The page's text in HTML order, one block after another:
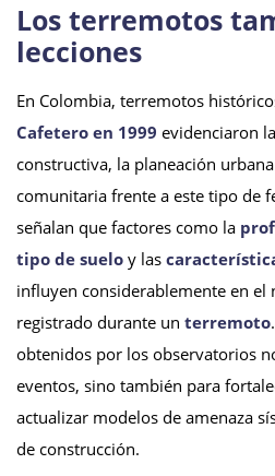
Los terremotos
lecciones
En Colombia, terremotos
Cafetero en 1999 evidenciaron
constructiva, la planeación
comunitaria frente a este tipo de
señalan que factores como la
tipo de suelo y las
influyen considerablemente en el
registrado durante un terremoto
obtenidos por los observatorios
eventos, sino también para
actualizar modelos de amenaza
de construcción.